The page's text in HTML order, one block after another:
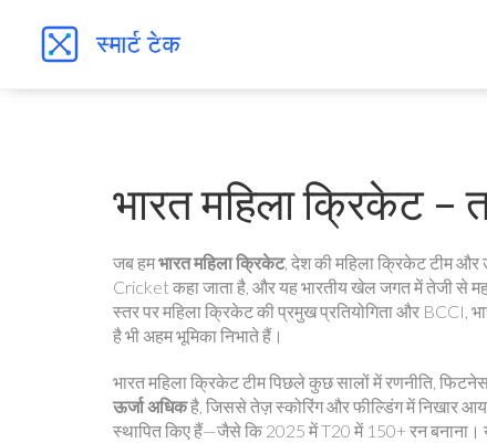
भारत महिला क्रिकेट
जब हमभारत महिला क्रिकेट, देश की महिला क्रिकेट टीम
Cricketकहा जाता है, और यह भारतीय खेल जगत में तेजी से
स्तर पर महिला क्रिकेट की प्रमुख प्रतियोगिताऔर BCCI,
हैभी अहम भूमिका निभाते हैं।
भारत महिला क्रिकेट टीम पिछले कुछ सालों में रणनीति,
ऊर्जा अधिकहै, जिससे तेज़ स्कोरिंग और फील्डिंग में निखार आया
स्थापित किए हैं—जैसे कि 2025 में T20 में 150+ रन बनाना।